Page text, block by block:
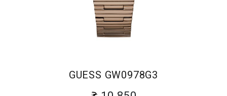
GUESS GW0978G3